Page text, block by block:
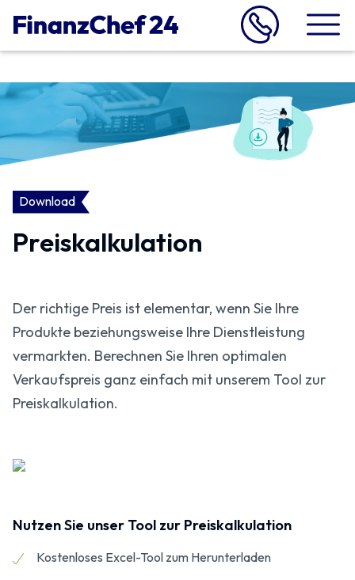
Download
Preiskalkulation
Der richtige Preis ist elementar, wenn Sie Ihre
Produkte beziehungsweise Ihre Dienstleistung
vermarkten. Berechnen Sie Ihren optimalen
Verkaufspreis ganz einfach mit unserem Tool zur
Preiskalkulation.
Nutzen Sie unser Tool zur Preiskalkulation
Kostenloses Excel-Tool zum Herunterladen